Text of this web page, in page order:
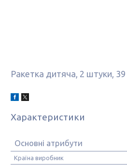
Ракетка дитяча, 2 штуки,
Характеристики
Основні атрибути
Країна виробник